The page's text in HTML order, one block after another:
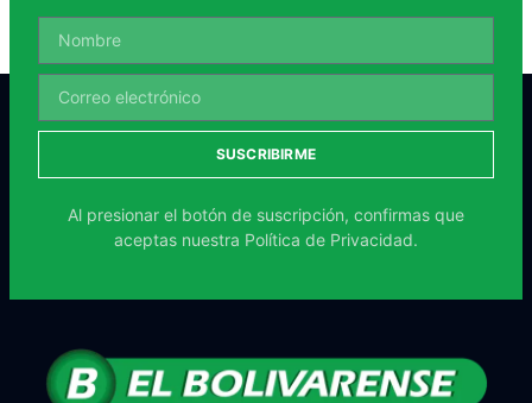
SUSCRIBIRME
Al presionar el botón de suscripción, confirmas que
aceptas nuestra Política de Privacidad.